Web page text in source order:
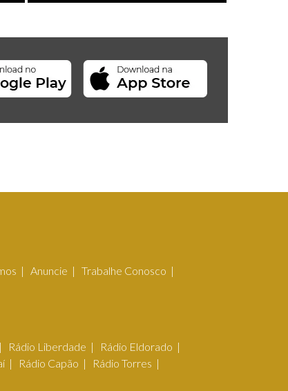
Anuncie
Trabalhe Conosco
Rádio Liberdade
Rádio Eldorado
Rádio Capão
Rádio Torres